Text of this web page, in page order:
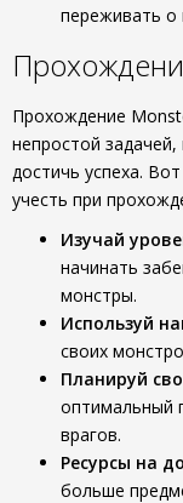
переживать о
Прохождение
непростой
достичь успеха.
учесть при
Изучай
начинать
монстры.
Используй
своих
Планируй
оптимальный
врагов.
Ресурсы на
больше